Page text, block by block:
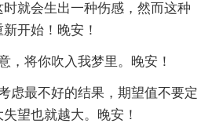
就会生出一种伤感，然而这种
开始！晚安！
，将你吹入我梦里。晚安！
虑最不好的结果，期望值不要定
望也就越大。晚安！